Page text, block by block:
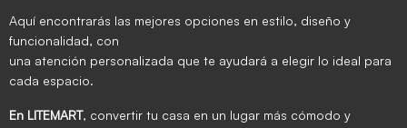
Aquí encontrarás las mejores opciones en estilo, diseño y
funcionalidad, con
una atención personalizada que te ayudará a elegir lo ideal para
cada espacio.
En LITEMART, convertir tu casa en un lugar más cómodo y